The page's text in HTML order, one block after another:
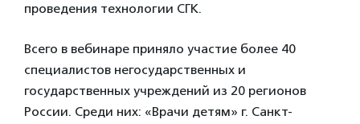
проведения технологии СГК.
Всего в вебинаре приняло участие более 40
специалистов негосударственных и
государственных учреждений из 20 регионов
России. Среди них: «Врачи детям» г. Санкт-